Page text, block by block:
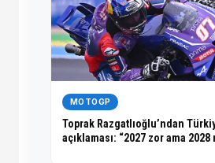
MOTOGP
Toprak Razgatlıoğlu’ndan
açıklaması: “2027 zor ama 2028